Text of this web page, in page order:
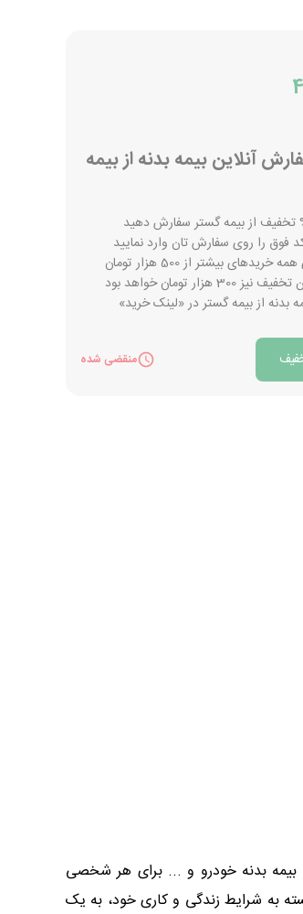
آنلاین بیمه بدنه از بیمه
فوق را روی سفارش تان وارد نمایید
بیشتر از 500 هزار تومان
هزار تومان خواهد بود
بدنه از بیمه گستر در «لینک خرید»
منقضی شده
بیمه بدنه خودرو و ... برای هر شخصی
به شرایط زندگی و کاری خود، به یک